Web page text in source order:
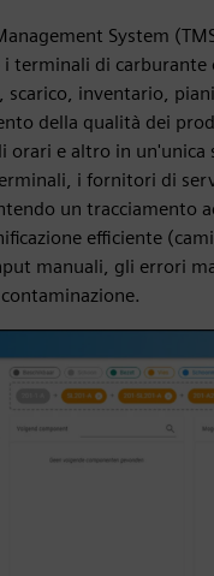
System
i terminali di
scarico, inventario,
della qualità dei
orari e altro in un'unica
i fornitori di
un tracciamento
efficiente
manuali, gli errori